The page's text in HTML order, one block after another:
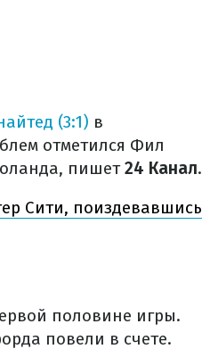
(3:1) в
отметился Фил
пишет24 Канал.
Сити, поиздевавшись
половине игры.
повели в счете.